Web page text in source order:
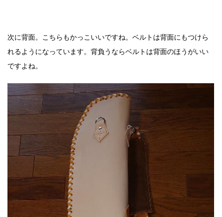
次に背面。こちらもかっこいいですね。ベルトは背面にもつけら
れるようになっています。背負うならベルトは背面のほうがいい
ですよね。